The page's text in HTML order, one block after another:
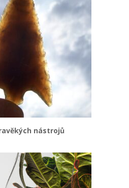
nástrojů